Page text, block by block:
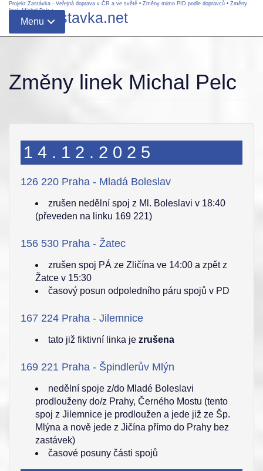
Projekt Zastávka - Veřejná doprava v ČR a ve světě • Změny mimo PID podle dopravců • Změny
linek Michal Pelc•
Menu
www.zastavka.net
Změny linek Michal Pelc
14.12.2025
126 220 Praha - Mladá Boleslav
zrušen nedělní spoj z Ml. Boleslavi v 18:40
(převeden na linku 169 221)
156 530 Praha - Žatec
zrušen spoj PÁ ze Zličína ve 14:00 a zpět z
Žatce v 15:30
časový posun odpoledního páru spojů v PD
167 224 Praha - Jilemnice
tato již fiktivní linka je zrušena
169 221 Praha - Špindlerův Mlýn
nedělní spoje z/do Mladé Boleslavi
prodlouženy do/z Prahy, Černého Mostu (tento
spoj z Jilemnice je prodloužen a jede již ze Šp.
Mlýna a nově jede z Jičína přímo do Prahy bez
zastávek)
časové posuny části spojů